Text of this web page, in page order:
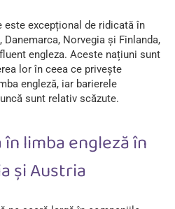
este excepțional de ridicată în
Danemarca, Norvegia și Finlanda,
engleza. Aceste națiuni sunt
lor în ceea ce privește
engleză, iar barierele
sunt relativ scăzute.
limba engleză în
și Austria